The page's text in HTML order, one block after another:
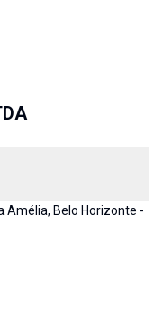
Amélia, Belo Horizonte -